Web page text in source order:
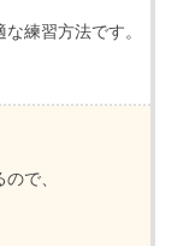
練習方法です。
で、